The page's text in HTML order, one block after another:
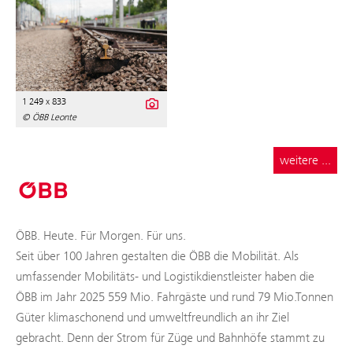
1 249 x 833
© ÖBB Leonte
weitere ...
ÖBB. Heute. Für Morgen. Für uns.
Seit über 100 Jahren gestalten die ÖBB die Mobilität. Als
umfassender Mobilitäts- und Logistikdienstleister haben die
ÖBB im Jahr 2025 559 Mio. Fahrgäste und rund 79 Mio.Tonnen
Güter klimaschonend und umweltfreundlich an ihr Ziel
gebracht. Denn der Strom für Züge und Bahnhöfe stammt zu